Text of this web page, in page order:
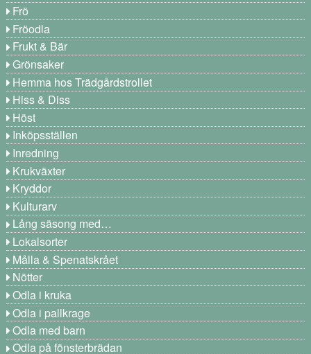
Frö
Fröodla
Frukt & Bär
Grönsaker
Hemma hos Trädgårdstrollet
Hiss & Diss
Höst
Inköpsställen
Inredning
Krukväxter
Kryddor
Kulturarv
Lång säsong med…
Lokalsorter
Målla & Spenatskrået
Nötter
Odla i kruka
Odla i pallkrage
Odla med barn
Odla på fönsterbrädan